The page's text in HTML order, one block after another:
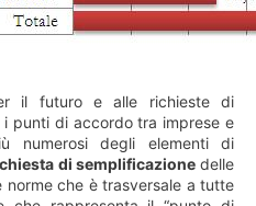
il futuro e alle richieste di
punti di accordo tra imprese e
numerosi degli elementi di
di semplificazionedelle
che è trasversale a tutte